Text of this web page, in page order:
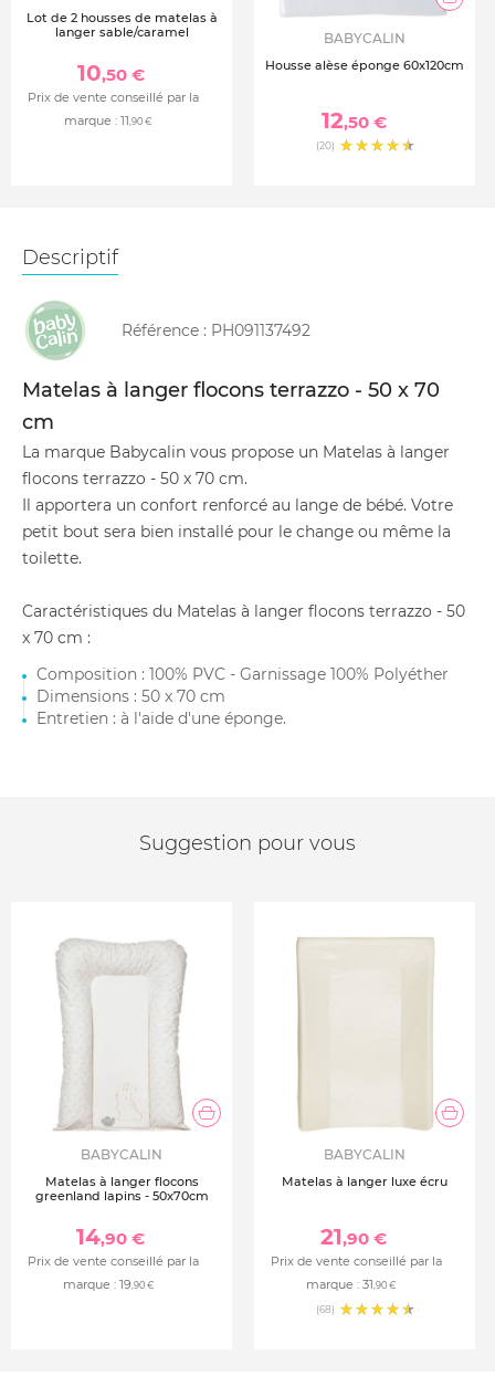
Lot de 2 housses de matelas à
langer sable/caramel
10,50 €
Prix de vente conseillé par la
marque : 11,90 €
BABYCALIN
Housse alèse éponge 60x120cm
12,50 €
(20)
Descriptif
Référence : PH091137492
Matelas à langer flocons terrazzo - 50 x 70
cm
La marque Babycalin vous propose un Matelas à langer
flocons terrazzo - 50 x 70 cm.
Il apportera un confort renforcé au lange de bébé. Votre
petit bout sera bien installé pour le change ou même la
toilette.
Caractéristiques du Matelas à langer flocons terrazzo - 50
x 70 cm :
Composition : 100% PVC - Garnissage 100% Polyéther
Dimensions : 50 x 70 cm
Entretien : à l'aide d'une éponge.
Suggestion pour vous
BABYCALIN
Matelas à langer flocons
greenland lapins - 50x70cm
14,90 €
Prix de vente conseillé par la
marque : 19,90 €
BABYCALIN
Matelas à langer luxe écru
21,90 €
Prix de vente conseillé par la
marque : 31,90 €
(68)